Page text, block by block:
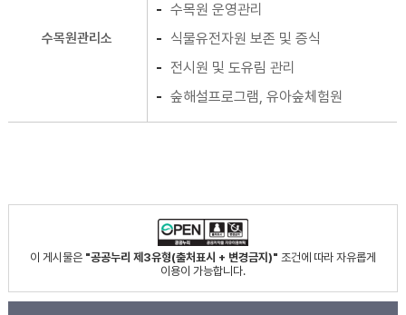
수목원관리소
수목원 운영관리
식물유전자원 보존 및 증식
전시원 및 도유림 관리
숲해설프로그램, 유아숲체험원
이 게시물은 "공공누리 제3유형(출처표시 + 변경금지)" 조건에 따라 자유롭게
이용이 가능합니다.